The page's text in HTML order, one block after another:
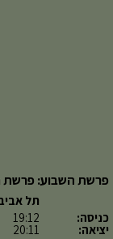
פרשת השבוע: פרשת
כניסה:
יציאה:
תל
19:12
20:11